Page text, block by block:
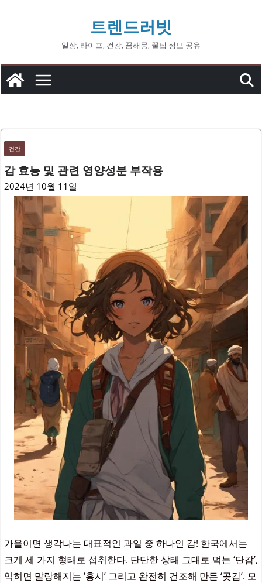
트렌드러빗
일상, 라이프, 건강, 꿈해몽, 꿀팁 정보 공유
건강
감 효능 및 관련 영양성분 부작용
2024년 10월 11일
가을이면 생각나는 대표적인 과일 중 하나인 감! 한국에서는
크게 세 가지 형태로 섭취한다. 단단한 상태 그대로 먹는 ‘단감’,
익히면 말랑해지는 ‘홍시’ 그리고 완전히 건조해 만든 ‘곶감’. 모